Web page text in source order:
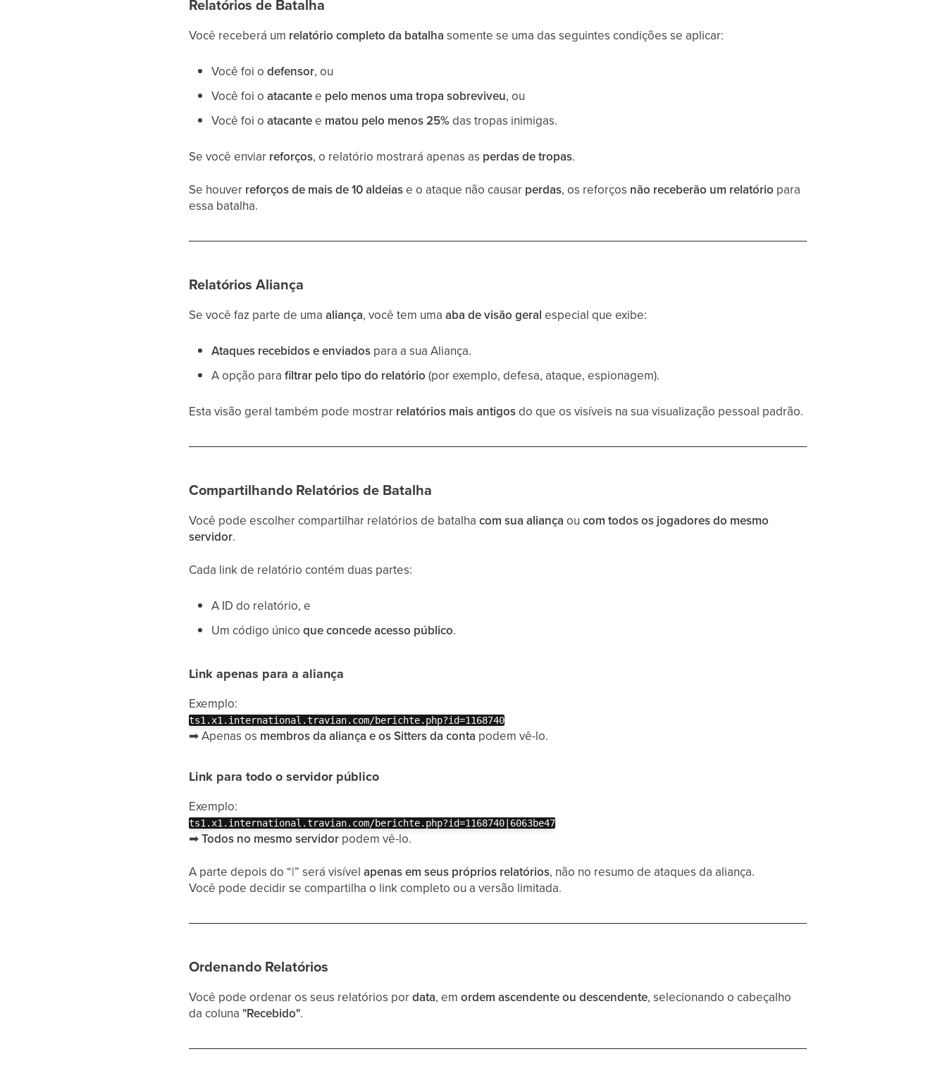
Relatórios de Batalha
Você receberá um relatório completo da batalha somente se uma das seguintes condições se aplicar:
Você foi odefensor, ou
Você foi oatacantee pelo menos uma tropa sobreviveu, ou
Você foi oatacantee matou pelo menos 25%das tropas inimigas.
Se você enviar reforços, o relatório mostrará apenas as perdas de tropas.
Se houver reforços de mais de 10 aldeiase o ataque não causar perdas, os reforços não receberão um relatório para
essa batalha.
Relatórios Aliança
Se você faz parte de umaaliança, você tem umaaba de visão geral especial que exibe:
Ataques recebidos e enviados para a sua Aliança.
A opção parafiltrar pelo tipo do relatório (por exemplo, defesa, ataque, espionagem).
Esta visão geral também pode mostrar relatórios mais antigosdo que os visíveis na sua visualização pessoal padrão.
Compartilhando Relatórios de Batalha
Você pode escolher compartilhar relatórios de batalhacom sua aliança oucom todos os jogadores do mesmo
servidor.
Cada link de relatório contém duas partes:
A ID do relatório, e
Um código únicoque concede acesso público.
Link apenas para a aliança
Exemplo:
ts1.x1.international.travian.com/berichte.php?id=1168740
➡Apenas os membros da aliança e os Sitters da conta podem vê-lo.
Link para todo o servidor público
Exemplo:
ts1.x1.international.travian.com/berichte.php?id=1168740|6063be47
➡Todos no mesmo servidor podem vê-lo.
A parte depois do “|” será visívelapenas em seus próprios relatórios, não no resumo de ataques da aliança.
Você pode decidir se compartilha o link completo ou a versão limitada.
Ordenando Relatórios
Você pode ordenar os seus relatórios pordata, emordem ascendente ou descendente, selecionando o cabeçalho
da coluna"Recebido".